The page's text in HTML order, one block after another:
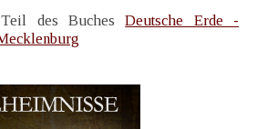
des BuchesDeutsche Erde -